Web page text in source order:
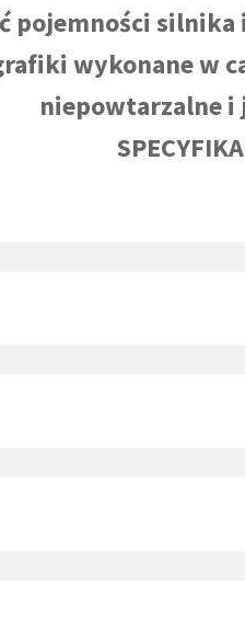
pojemności
wykonane w
niepowtarzalne i